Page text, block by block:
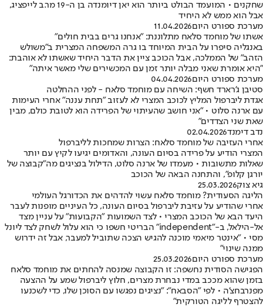
שחקנים • המועמד הבולט ביותר הוא יאן דיומנדה בן ה-19 מר.ב לייפציג,
אבל הוא ממש לא היחיד
מערכת ספורט היום11.04.2026
אשתו של מוחמד סלאח מתלוננת: "אנחנו גרים בבית חולים"
באנגליה סיפרו על הבית המיוחד בו גרה המשפחה המצרית ב"משולש
הזהב" של הממלכה, אבל הכוכב ציין את הדבר היחיד שאשתו לא אוהבת:
"היא אומרת שאני מבלה יותר זמן עם המכשירים שלי מאשר איתה"
מערכת ספורט היום04.04.2026
סטיבן ג'רארד חשף: השיחה עם מוחמד סלאח - לפני ההחלטה
אגדת ליברפול המליץ לכוכב המצרי לא לעזוב "תחת עננה" אחרי העימות
עם ארנה סלוט • "אני חושב שהעיתוי של הפרידה הוא לטובת כולם, מבין
שאת שני הצדדים"
נדב דימנד02.04.2026
אחרי העזיבה של מוחמד סלאח: הצרות שמחכות לליברפול
המצרי הודיע על פרידה בסיום העונה, והאדומים יגיעו לקיץ עם יותר
שאלות מתשובות • מעמדו של ארנה סלוט, הדילול בנציגים מה"קבוצה של
יורגן קלופ", והתחנה הבאה של הכוכב
גיא צוק25.03.2026
הליגה הסעודית? מוחמד סלאח עשוי להדהים את הכדורגל העולמי
אחרי שהודיע על עזיבת ליברפול בסיום העונה, כל העיניים מופנות לעבר
היעד הבא של הכוכב המצרי • לצד השמועות "הקבועות" על עניין מצד
אל-הילאל, ב-"independent" הבריטי חשפו כי הוא עלול לשחק לצד ליונל
מסי • "אינטר מיאמי מוכנה להגיש הצכה שתוביל למעבר, אבל זה ידרוש
ממנה שינוי"
מערכת ספורט היום25.03.2026
הפגישה הסודית נחשפה: זו הקבוצה שמנסה להחתים את מוחמד סלאח
בזמן שהוא מככב במדי נבחרת מצרים, חלוץ ליברפול שמע על ההצעה
מפנרבחצ'ה • לפי "הסבאח": "נציגים נפגשו עם הסוכן שלו, כדי לשכנעו
להצטרף לליגה הטורקית"